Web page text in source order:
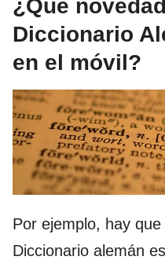
¿Qué
Diccionario
en el móvil?
Por ejemplo, hay
Diccionario alemán